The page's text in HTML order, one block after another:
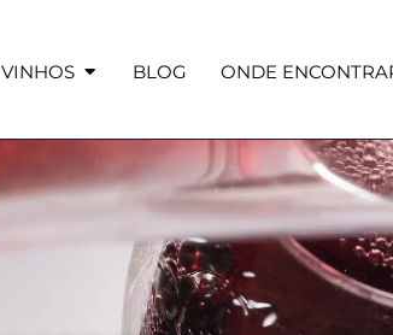
VINHOS BLOG ONDE